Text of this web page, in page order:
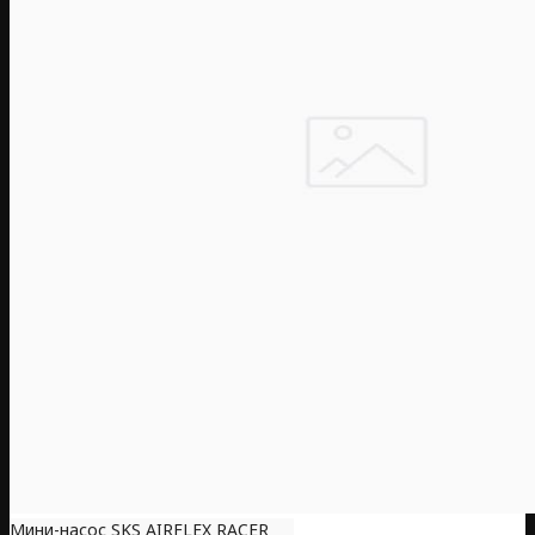
Мини-насос SKS AIRFLEX RACER